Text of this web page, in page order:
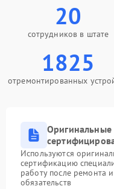
20
сотрудников в штате
1825
отремонтированных
Оригинальные
Используются
сертификацию
работу после ремонта
обязательств